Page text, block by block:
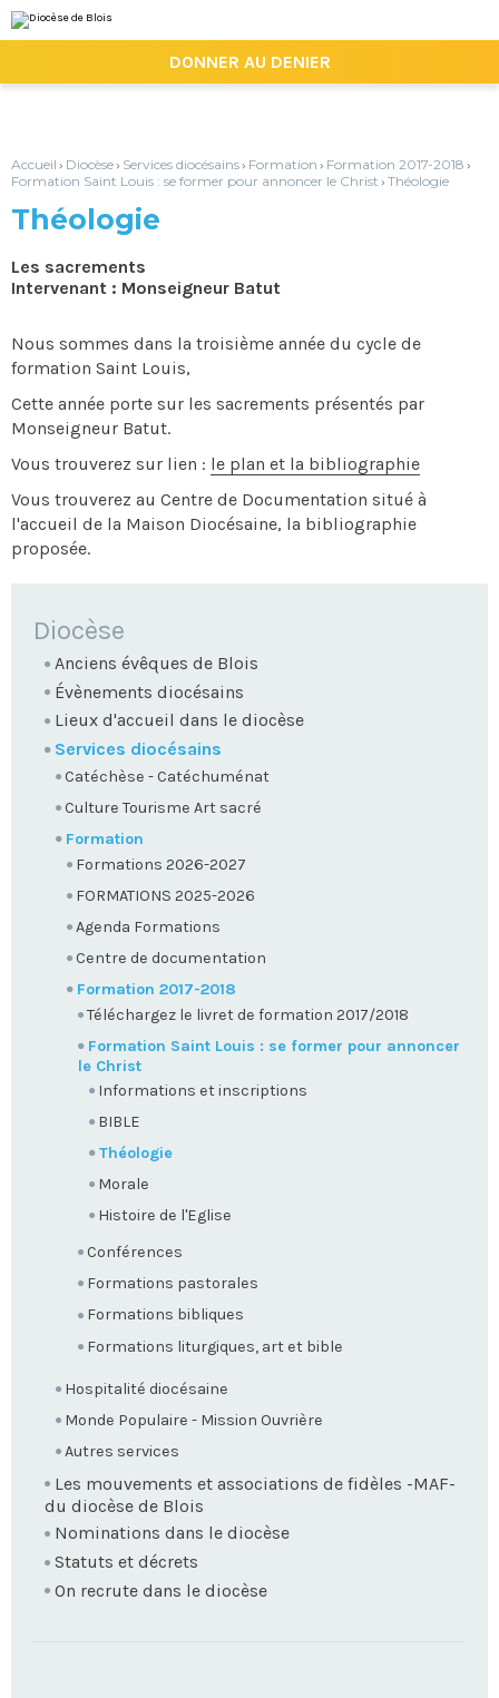
au
contenu.
la
personnels
DONNER AU DENIER
Accueil › Diocèse› Services diocésains› Formation › Formation 2017-2018 ›
Formation Saint Louis : se former pour annoncer le Christ › Théologie
Théologie
Les sacrements
Intervenant : Monseigneur Batut
Nous sommes dans la troisième année du cycle de
formation Saint Louis,
Cette année porte sur les sacrements présentés par
Monseigneur Batut.
Vous trouverez sur lien : le plan et la bibliographie
Vous trouverez au Centre de Documentation situé à
l'accueil de la Maison Diocésaine, la bibliographie
proposée.
NAVIGATION
Diocèse
Anciens évêques de Blois
Évènements diocésains
Lieux d'accueil dans le diocèse
Services diocésains
Catéchèse - Catéchuménat
Culture Tourisme Art sacré
Formation
Formations 2026-2027
FORMATIONS 2025-2026
Agenda Formations
Centre de documentation
Formation 2017-2018
Téléchargez le livret de formation 2017/2018
Formation Saint Louis : se former pour annoncer
le Christ
Informations et inscriptions
BIBLE
Théologie
Morale
Histoire de l'Eglise
Conférences
Formations pastorales
Formations bibliques
Formations liturgiques, art et bible
Hospitalité diocésaine
Monde Populaire - Mission Ouvrière
Autres services
Les mouvements et associations de fidèles -MAF-
du diocèse de Blois
Nominations dans le diocèse
Statuts et décrets
On recrute dans le diocèse